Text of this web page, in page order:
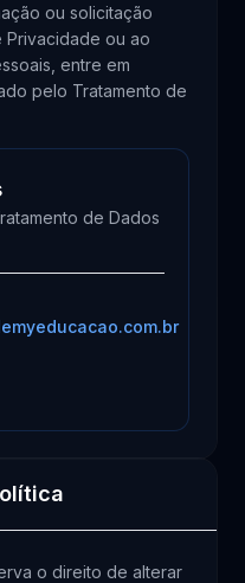
ou solicitação
Privacidade ou ao
entre em
pelo Tratamento de
de Dados
o direito de alterar